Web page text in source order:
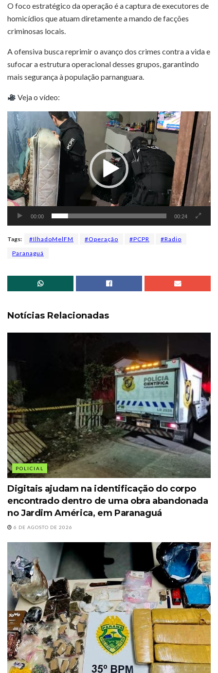
O foco estratégico da operação é a captura de executores de
homicídios que atuam diretamente a mando de facções
criminosas locais.
A ofensiva busca reprimir o avanço dos crimes contra a vida e
sufocar a estrutura operacional desses grupos, garantindo
mais segurança à população parnanguara.
Veja o vídeo:
Tocador
de
vídeo
00:00 00:24
Tags: #IlhadoMelFM #Operação #PCPR
#Radio
Paranaguá
Notícias Relacionadas
POLICIAL
Digitais ajudam na identificação do corpo
encontrado dentro de uma obra abandonada
no Jardim América, em Paranaguá
6 DE AGOSTO DE 2026